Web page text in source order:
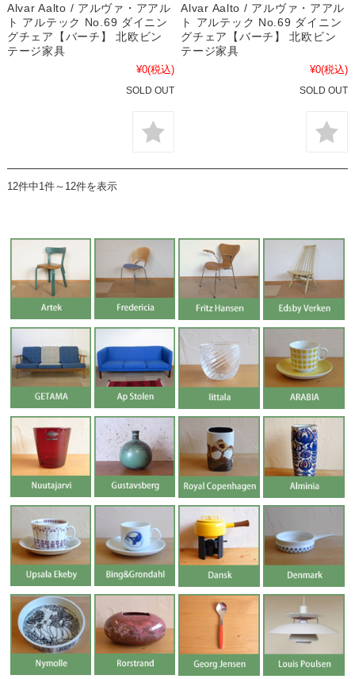
Alvar Aalto / アルヴァ・アアル
ト アルテック No.69 ダイニン
グチェア【バーチ】 北欧ビン
テージ家具
¥0(税込)
SOLD OUT
Alvar Aalto / アルヴァ・アアル
ト アルテック No.69 ダイニン
グチェア【バーチ】 北欧ビン
テージ家具
¥0(税込)
SOLD OUT
12件中1件～12件を表示